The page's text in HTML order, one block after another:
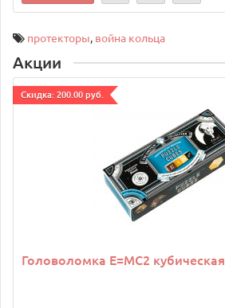
протекторы, война кольца
Акции
Cкидка: 200.00 руб.
Головоломка E=MC2 кубическая